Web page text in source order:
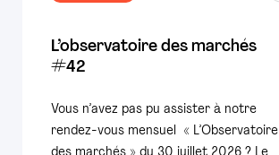
L’observatoire des marchés
#42
Vous n’avez pas pu assister à notre
rendez-vous mensuel « L’Observatoire